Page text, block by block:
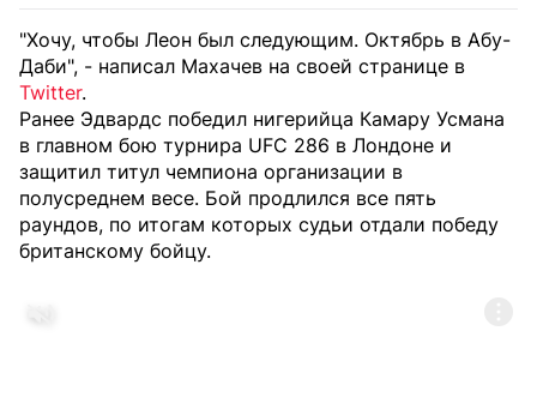
"Хочу, чтобы Леон был следующим. Октябрь в Абу-
Даби", - написал Махачев на своей странице в
Twitter.
Ранее Эдвардс победил нигерийца Камару Усмана
в главном бою турнира UFC 286 в Лондоне и
защитил титул чемпиона организации в
полусреднем весе. Бой продлился все пять
раундов, по итогам которых судьи отдали победу
британскому бойцу.